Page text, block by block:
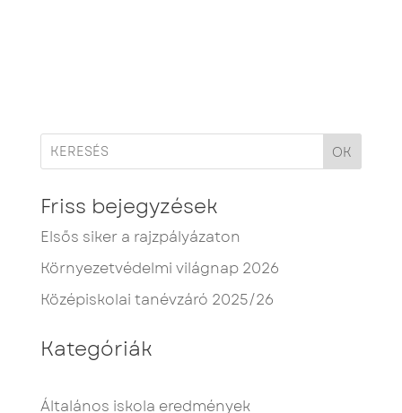
OK
Friss bejegyzések
Elsős siker a rajzpályázaton
Környezetvédelmi világnap 2026
Középiskolai tanévzáró 2025/26
Kategóriák
Általános iskola eredmények